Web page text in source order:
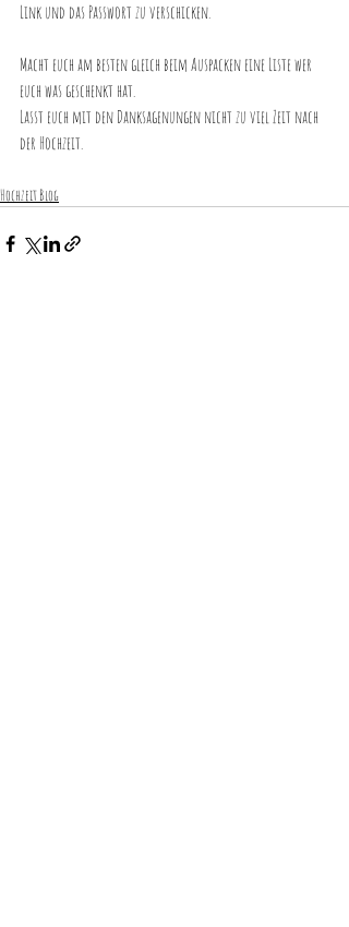
Link und das Passwort zu verschicken.
Macht euch am besten gleich beim Auspacken eine Liste wer
euch was geschenkt hat.
Lasst euch mit den Danksagenungen nicht zu viel Zeit nach
der Hochzeit.
Hochzeit Blog